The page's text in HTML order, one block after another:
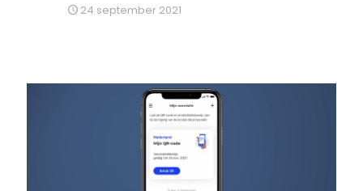
24 september 2021